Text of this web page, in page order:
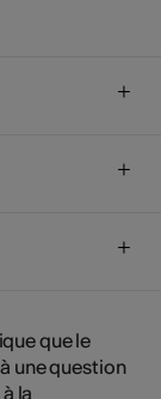
que le
une question
la